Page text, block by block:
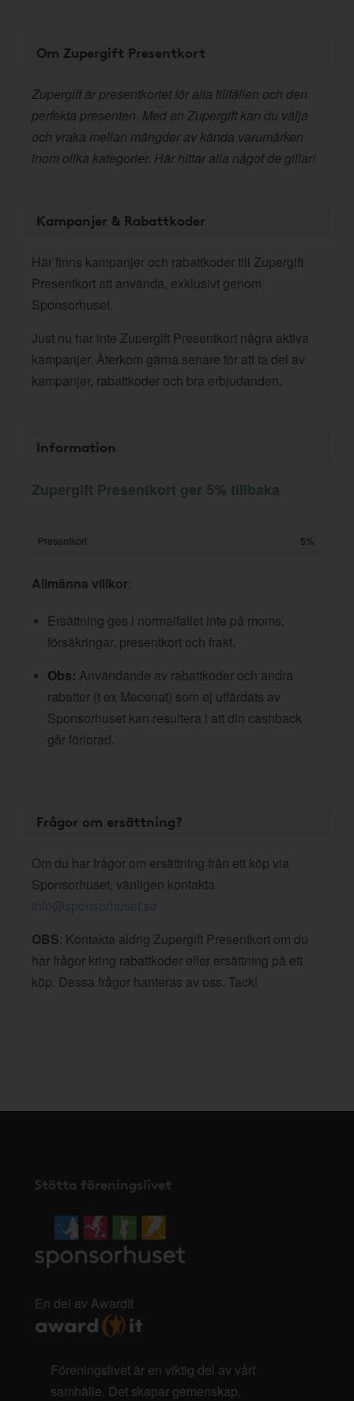
Om Zupergift Presentkort
Zupergift är presentkortet för alla tillfällen och den
perfekta presenten. Med en Zupergift kan du välja
och vraka mellan mängder av kända varumärken
inom olika kategorier. Här hittar alla något de gillar!
Kampanjer & Rabattkoder
Här finns kampanjer och rabattkoder till Zupergift
Presentkort att använda, exklusivt genom
Sponsorhuset.
Just nu har inte Zupergift Presentkort några aktiva
kampanjer. Återkom gärna senare för att ta del av
kampanjer, rabattkoder och bra erbjudanden.
Information
Zupergift Presentkort ger 5% tillbaka
Presentkort 5%
Allmänna villkor:
Ersättning ges i normalfallet inte på moms,
försäkringar, presentkort och frakt.
Obs: Användande av rabattkoder och andra
rabatter (t ex Mecenat) som ej utfärdats av
Sponsorhuset kan resultera i att din cashback
går förlorad.
Frågor om ersättning?
Om du har frågor om ersättning från ett köp via
Sponsorhuset, vänligen kontakta
info@sponsorhuset.se
OBS: Kontakta aldrig Zupergift Presentkort om du
har frågor kring rabattkoder eller ersättning på ett
köp. Dessa frågor hanteras av oss. Tack!
Stötta föreningslivet
En del av AwardIt
Föreningslivet är en viktig del av vårt
samhälle. Det skapar gemenskap,